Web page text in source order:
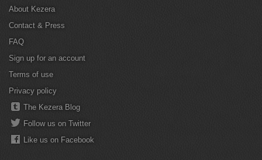
About Kezera
Contact & Press
FAQ
Sign up for an account
Terms of use
Privacy policy
The Kezera Blog
Follow us on Twitter
Like us on Facebook